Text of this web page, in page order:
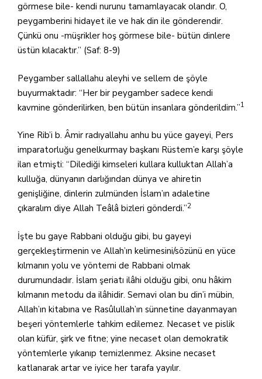
görmese bile- kendi nurunu tamamlayacak olandır. O,
peygamberini hidayet ile ve hak din ile gönderendir.
Çünkü onu -müşrikler hoş görmese bile- bütün dinlere
üstün kılacaktır.” (Saf: 8-9)
Peygamber sallallahu aleyhi ve sellem de şöyle
buyurmaktadır: “Her bir peygamber sadece kendi
kavmine gönderilirken, ben bütün insanlara gönderildim.”1
Yine Rib’i b. Âmir radıyallahu anhu bu yüce gayeyi, Pers
imparatorluğu genelkurmay başkanı Rüstem’e karşı şöyle
ilan etmişti: “Dilediği kimseleri kullara kulluktan Allah’a
kulluğa, dünyanın darlığından dünya ve ahiretin
genişliğine, dinlerin zulmünden İslam’ın adaletine
çıkaralım diye Allah Teâlâ bizleri gönderdi.”2
İşte bu gaye Rabbani olduğu gibi, bu gayeyi
gerçekleştirmenin ve Allah’ın kelimesini/sözünü en yüce
kılmanın yolu ve yöntemi de Rabbani olmak
durumundadır. İslam şeriatı ilâhi olduğu gibi, onu hâkim
kılmanın metodu da ilâhidir. Semavi olan bu din’i mübin,
Allah’ın kitabına ve Rasûlullah’ın sünnetine dayanmayan
beşeri yöntemlerle tahkim edilemez. Necaset ve pislik
olan küfür, şirk ve fitne; yine necaset olan demokratik
yöntemlerle yıkanıp temizlenmez. Aksine necaset
katlanarak artar ve iyice her tarafa yayılır.